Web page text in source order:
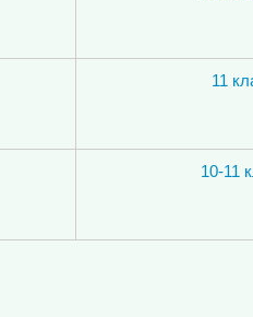
11
10-11